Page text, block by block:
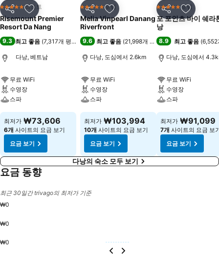
공유 즐겨찾기에 추가
5 성급 리조트
Risemount Premier
Resort Da Nang
9.3 최고 좋음 (7,317개 평점
다낭, 베트남
무료 WiFi
수영장
스파
요금 보기
최저가 ₩73,606
6개 사이트의 요금 보기
요금 보기
공유 즐겨찾기에 추가
5 성급 호텔
Melia Vinpearl Danang
Riverfront
9.6 최고 좋음 (21,998개 평점)
다낭, 도심에서 2.6km
무료 WiFi
수영장
스파
요금 보기
최저가 ₩103,994
10개 사이트의 요금 보기
요금 보기
공유 즐겨찾기
5 성급 호텔
포 포인츠 바이 쉐라
낭
8.9 최고 좋음 (6,552
다낭, 도심에서
무료 WiFi
수영장
스파
요금 보기
최저가 ₩91,099
7개 사이트의 요금 보
요금 보기
다낭의 숙소 모두 보기
요금 동향
최근 30일간 trivago의 최저가 기준
₩0
₩0
₩0